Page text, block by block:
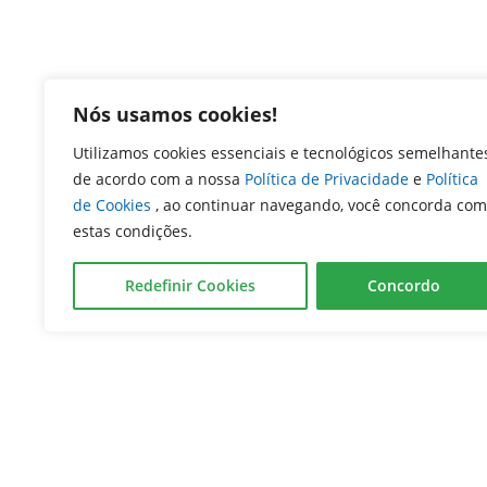
Nós usamos cookies!
Utilizamos cookies essenciais e tecnológicos
de acordo com a nossa Política de Privacidade e Política
de Cookies , ao continuar navegando, você concorda com
estas condições.
Redefinir Cookies Concordo